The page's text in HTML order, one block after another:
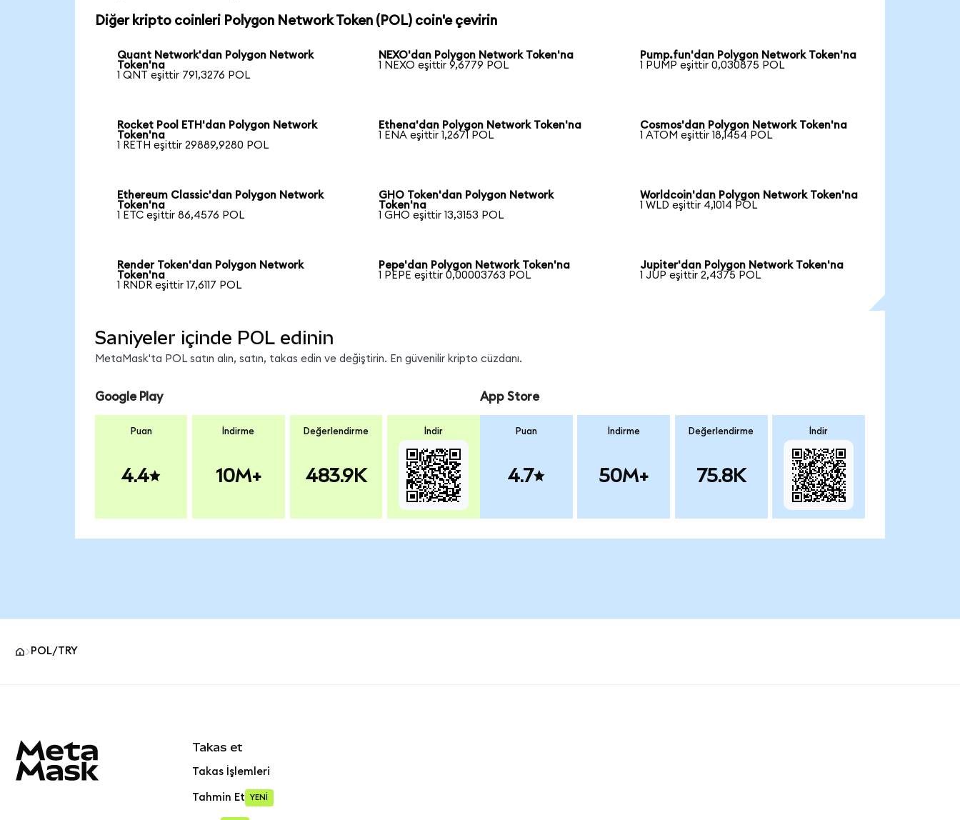
Diğer kripto coinleri Polygon Network Token (POL) coin'e çevirin
Quant Network'dan Polygon Network
Token'na
1 QNT eşittir 791,3276 POL
NEXO'dan Polygon Network Token'na
1 NEXO eşittir 9,6779 POL
Pump.fun'dan Polygon Network Token'na
1 PUMP eşittir 0,030875 POL
Rocket Pool ETH'dan Polygon Network
Token'na
1 RETH eşittir 29889,9280 POL
Ethena'dan Polygon Network Token'na
1 ENA eşittir 1,2671 POL
Cosmos'dan Polygon Network Token'na
1 ATOM eşittir 18,1454 POL
Ethereum Classic'dan Polygon Network
Token'na
1 ETC eşittir 86,4576 POL
GHO Token'dan Polygon Network
Token'na
1 GHO eşittir 13,3153 POL
Worldcoin'dan Polygon Network Token'na
1 WLD eşittir 4,1014 POL
Render Token'dan Polygon Network
Token'na
1 RNDR eşittir 17,6117 POL
Pepe'dan Polygon Network Token'na
1 PEPE eşittir 0,00003763 POL
Jupiter'dan Polygon Network Token'na
1 JUP eşittir 2,4375 POL
Saniyeler içinde POL edinin
MetaMask'ta POL satın alın, satın, takas edin ve değiştirin. En güvenilir kripto cüzdanı.
Google Play
Puan
4.4
İndirme
10M+
Değerlendirme
483.9K
İndir
App Store
Puan
4.7
İndirme
50M+
Değerlendirme
75.8K
İndir
POL/TRY
Takas et
Takas İşlemleri
Tahmin Et YENİ